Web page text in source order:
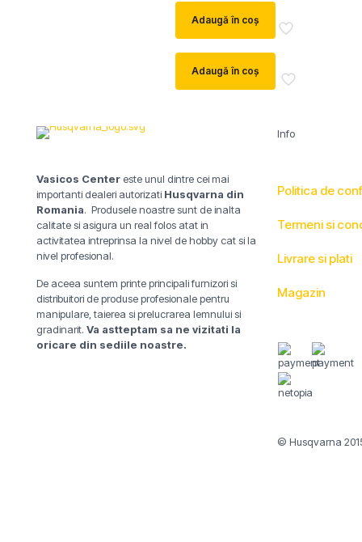
fost:
4.600 lei.
3.900 lei.
Adaugă în coș
Adaugă în coș
Vasicos Center este unul dintre cei mai
importanti dealeri autorizati Husqvarna din
Romania. Produsele noastre sunt de inalta
calitate si asigura un real folos atat in
activitatea intreprinsa la nivel de hobby cat si la
nivel profesional.
De aceea suntem printe principali furnizori si
distribuitori de produse profesionale pentru
manipulare, taierea si prelucrarea lemnului si
gradinarit. Va astteptam sa ne vizitati la
oricare din sediile noastre.
Info
Politica de
Termeni si
Livrare si plati
Magazin
© Husqvarna